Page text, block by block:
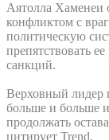
Аятолла Хаменеи
конфликтом с
политическую
препятствовать
санкций.
Верховный лидер
больше и больше
продолжать
цитирует Trend.